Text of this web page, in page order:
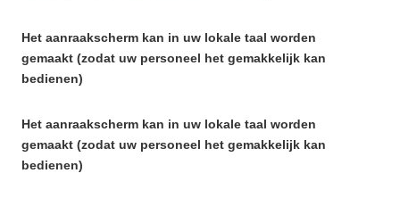
Het aanraakscherm kan in uw lokale taal worden
gemaakt (zodat uw personeel het gemakkelijk kan
bedienen)
Het aanraakscherm kan in uw lokale taal worden
gemaakt (zodat uw personeel het gemakkelijk kan
bedienen)